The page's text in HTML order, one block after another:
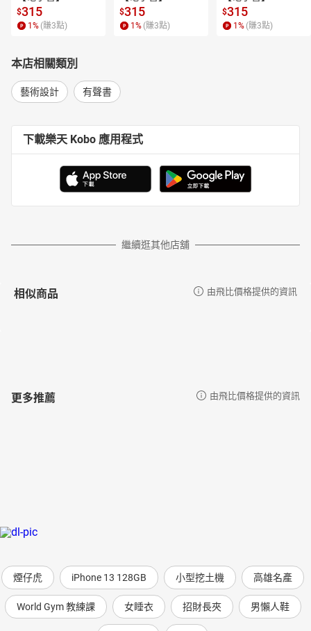
想瞭解學校沒教的歷史的你
【學了這門課，你可以
**……】**
拓展看畫的角度，探索從前沒有發現的視界
說出巴洛克、洛可可、印象派、新藝術等藝術風格特色
喝出酒的深度，提升談論的高度
這般不確定性中的摸索思考，
**也是觀看畫作的樂趣之一。」——**Junie
【講師介紹】
Junie Wang
東西縱橫記藝版主
✸大學、研究所主修教育與藝術理論
認證
✸臉書《東西縱橫記藝JunieWang》粉絲頁版主
✸南山人壽偕景順基金品酒及藝術講座
✸中國信託商業銀行偕景順基金米其林餐廳評鑑講座
【目錄】
$315
1 % (賺3點)
$315
1 % (賺3點)
$315
1 % (賺3點)
本店相關類別
藝術設計 有聲書
下載樂天 Kobo 應用程式
繼續逛其他店舖
相似商品 由飛比價格提供的資訊
更多推薦 由飛比價格提供的資訊
煙仔虎 iPhone 13 128GB 小型挖土機 高雄名產
World Gym 教練課 女睡衣 招財長夾 男懶人鞋